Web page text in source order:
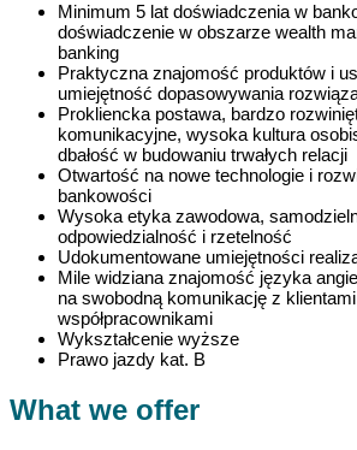
Minimum 5 lat doświadczenia w
doświadczenie w obszarze wealth
banking
Praktyczna znajomość produktów i
umiejętność dopasowywania
Prokliencka postawa, bardzo
komunikacyjne, wysoka kultura
dbałość w budowaniu trwałych relacji
Otwartość na nowe technologie i
bankowości
Wysoka etyka zawodowa,
odpowiedzialność i rzetelność
Udokumentowane umiejętności
Mile widziana znajomość języka
na swobodną komunikację z
współpracownikami
Wykształcenie wyższe
Prawo jazdy kat. B
What we offer